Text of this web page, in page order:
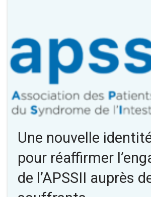
Une nouvelle
pour réaffirmer
de l’APSSII auprès